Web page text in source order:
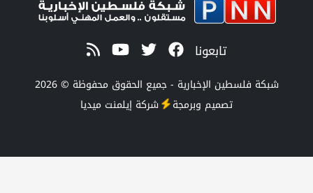
تابعونا
شبكة فلسطين الإخبارية - جميع الحقوق محفوظة © 2026
تصميم وبرمجة شركة إيلمنت ميديا